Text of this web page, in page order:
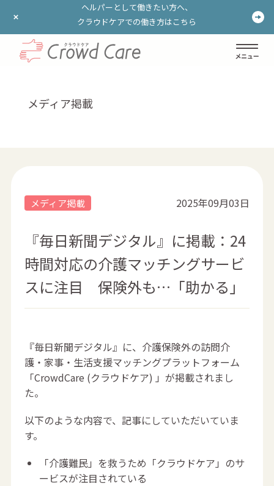
ヘルパーとして働きたい方へ、
クラウドケアでの働き方はこちら
ヘルパーとして働きたい方へ、
クラウドケアでの働き方はこちら
メディア掲載
メディア掲載 2025年09月03日
『毎日新聞デジタル』に掲載：24
時間対応の介護マッチングサービ
スに注目 保険外も…「助かる」
『毎日新聞デジタル』に、介護保険外の訪問介
護・家事・生活支援マッチングプラットフォーム
「CrowdCare (クラウドケア) 」が掲載されまし
た。
以下のような内容で、記事にしていただいていま
す。
「介護難民」を救うため「クラウドケア」のサ
ービスが注目されている